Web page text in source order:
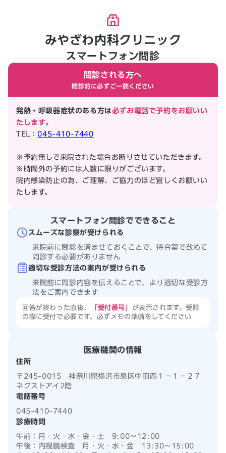
みやざわ内科クリニック
スマートフォン問診
問診される方へ
問診前に必ずご一読ください
発熱・呼吸器症状のある方は必ずお電話で予約をお願いい
たします。
TEL：045-410-7440
※予約無しで来院された場合お断りさせていただきます。
※時間外の予約には人数に限りがございます。
院内感染防止の為、ご理解、ご協力のほど宜しくお願いい
たします。
スマートフォン問診でできること
スムーズな診察が受けられる
来院前に問診を済ませておくことで、待合室で改めて
問診する必要がありません
適切な受診方法の案内が受けられる
来院前に問診内容を伝えることで、より適切な受診方
法をご案内できます
回答が終わった直後、 「受付番号」
が表示されます。受診
の際に受付で必要です。必ずメモの準備をしてください
医療機関の情報
住所
〒245-0015 神奈川県横浜市泉区中田西１－１－２７
ネクストアイ2階
電話番号
045-410-7440
診療時間
午前： 月・火・水・金・土 9:00〜 12:00
午後： 内視鏡検査 月・火・水・金 13:30〜 15:00